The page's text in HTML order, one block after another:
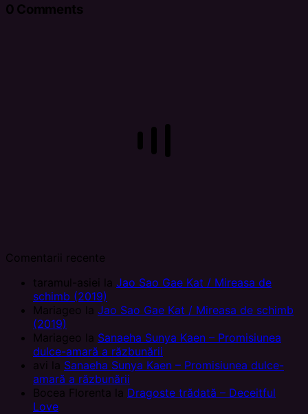
0 Comments
Comentarii recente
taramul-asiei
la Jao Sao Gae Kat / Mireasa de
schimb (2019)
Mariageo la Jao Sao Gae Kat / Mireasa de schimb
(2019)
Mariageo la Sanaeha Sunya Kaen – Promisiunea
dulce-amară a răzbunării
avi
la Sanaeha Sunya Kaen – Promisiunea dulce-
amară a răzbunării
Bocea Florenta la Dragoste trădată – Deceitful
Love